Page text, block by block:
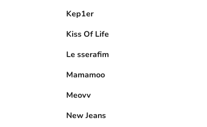
Kep1er
Kiss Of Life
Le sserafim
Mamamoo
Meovv
New Jeans